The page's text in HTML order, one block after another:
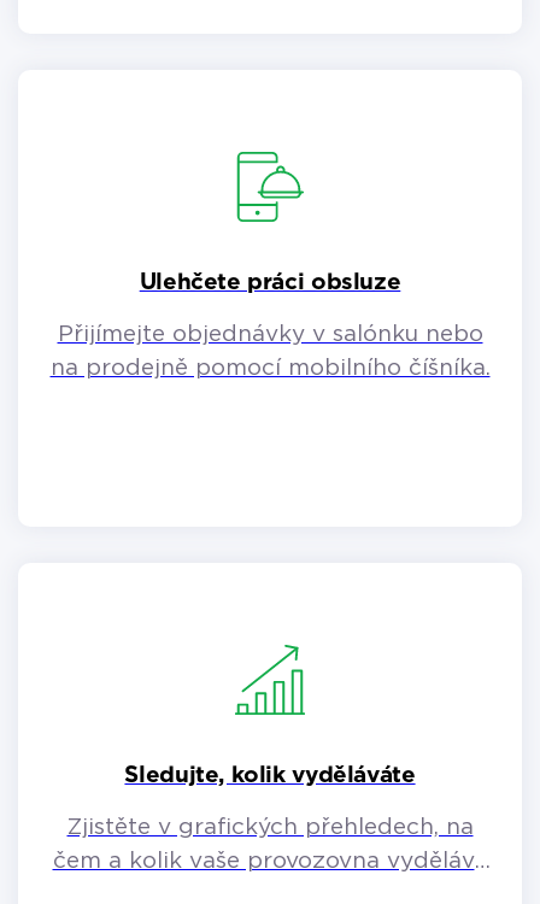
Ulehčete práci obsluze
Přijímejte objednávky v salónku nebo
na prodejně pomocí mobilního číšníka.
Sledujte, kolik vyděláváte
Zjistěte v grafických přehledech, na
čem a kolik vaše provozovna vydělává